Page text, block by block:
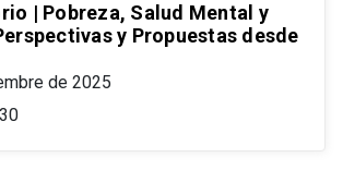
| Pobreza, Salud Mental y
y Propuestas desde
de 2025